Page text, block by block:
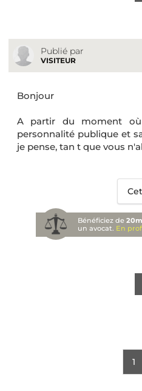
Publié par
VISITEUR
Bonjour
A partir du moment
personnalité publique et
je pense, tan t que vous
Bénéficiez de
un avocat. En
1